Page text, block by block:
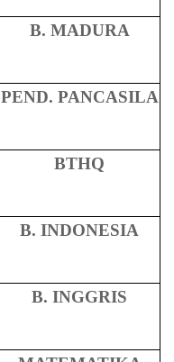
B. MADURA
PEND. PANCASILA
BTHQ
B. INDONESIA
B. INGGRIS